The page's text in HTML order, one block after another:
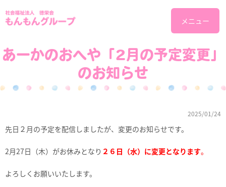
メニュー
あーかのおへや「2月の予定変更」
のお知らせ
2025/01/24
先日２月の予定を配信しましたが、変更のお知らせです。
2月27日（木）がお休みとなり ２６日（水）に変更となります。
よろしくお願いいたします。